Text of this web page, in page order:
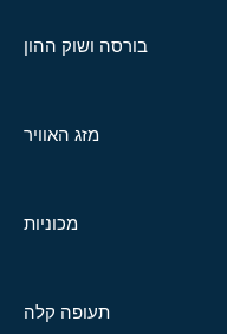
בורסה ושוק ההון
מזג האוויר
מכוניות
תעופה קלה